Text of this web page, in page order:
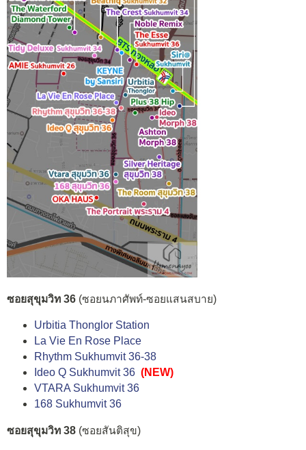
ซอยสุขุมวิท 36 (ซอยนภาศัพท์-ซอยแสนสบาย)
Urbitia Thonglor Station
La Vie En Rose Place
Rhythm Sukhumvit 36-38
Ideo Q Sukhumvit 36 (NEW)
VTARA Sukhumvit 36
168 Sukhumvit 36
ซอยสุขุมวิท 38 (ซอยสันติสุข)